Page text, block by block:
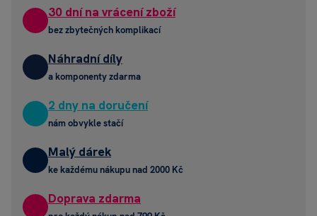
30 dní na vrácení zboží
bez zbytečných komplikací
Náhradní díly
a komponenty zdarma
2 dny na doručení
nám obvykle stačí
Malý dárek
ke každému nákupu nad 2000 Kč
Doprava zdarma